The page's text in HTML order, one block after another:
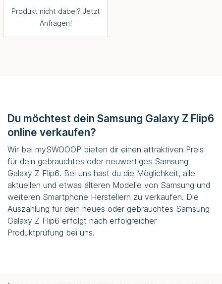
Produkt nicht dabei? Jetzt
Anfragen!
Du möchtest dein Samsung Galaxy Z Flip6
online verkaufen?
Wir bei mySWOOOP bieten dir einen attraktiven Preis
für dein gebrauchtes oder neuwertiges Samsung
Galaxy Z Flip6. Bei uns hast du die Möglichkeit, alle
aktuellen und etwas älteren Modelle von Samsung und
weiteren Smartphone Herstellern zu verkaufen. Die
Auszahlung für dein neues oder gebrauchtes Samsung
Galaxy Z Flip6 erfolgt nach erfolgreicher
Produktprüfung bei uns.